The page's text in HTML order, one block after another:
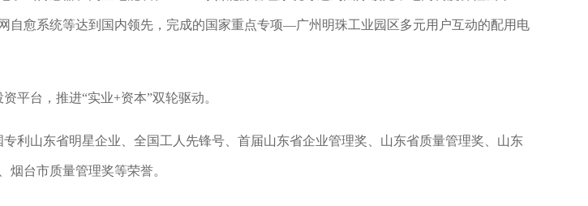
自愈系统等达到国内领先，完成的国家重点专项—广州明珠工业园区多元用户互动的配用电
平台，推进“实业+资本”双轮驱动。
利山东省明星企业、全国工人先锋号、首届山东省企业管理奖、山东省质量管理奖、山东
台市质量管理奖等荣誉。